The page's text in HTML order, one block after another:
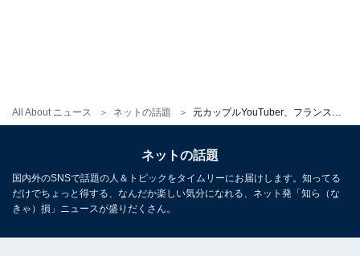
All About ニュース ネットの話題
ネットの話題
国内外のSNSで話題の人＆トピックをタイムリーにお届けします。知ってる
だけでちょっと得する、なんだか楽しい気分になれる、ネット発「知ら（な
きゃ）損」ニュースが盛りだくさん。